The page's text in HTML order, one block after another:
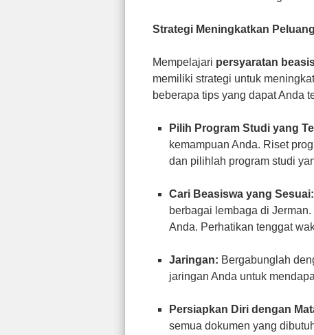
Strategi Meningkatkan
Mempelajari persyaratan
memiliki strategi untuk
beberapa tips yang dapat Anda
Pilih Program Studi yang
kemampuan Anda. Riset
dan pilihlah program studi
Cari Beasiswa yang Sesuai:
berbagai lembaga di
Anda. Perhatikan tenggat
Jaringan: Bergabunglah
jaringan Anda untuk
Persiapkan Diri dengan
semua dokumen yang